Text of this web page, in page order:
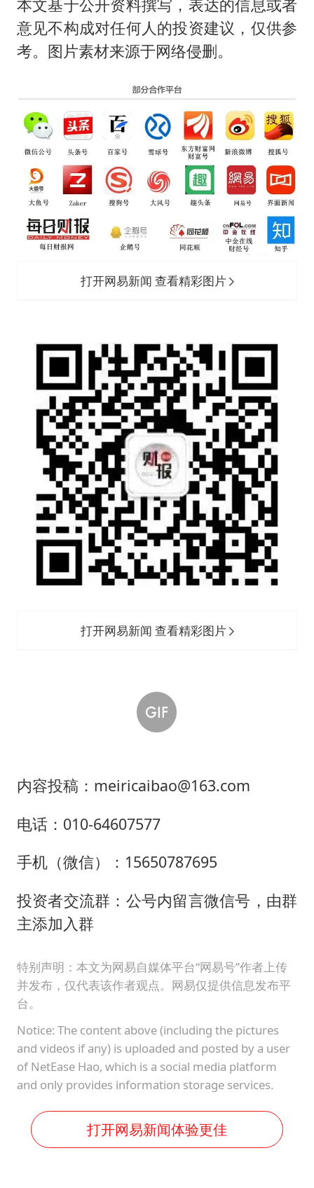
本文基于公开资料撰写，表达的信息或者
意见不构成对任何人的投资建议，仅供参
考。图片素材来源于网络侵删。
打开网易新闻 查看精彩图片
打开网易新闻 查看精彩图片
内容投稿：meiricaibao@163.com
电话：010-64607577
手机（微信）：15650787695
投资者交流群：公号内留言微信号，由群
主添加入群
特别声明：本文为网易自媒体平台“网易号”作者上传
并发布，仅代表该作者观点。网易仅提供信息发布平
台。
Notice: The content above (including the pictures
and videos if any) is uploaded and posted by a user
of NetEase Hao, which is a social media platform
and only provides information storage services.
打开网易新闻体验更佳